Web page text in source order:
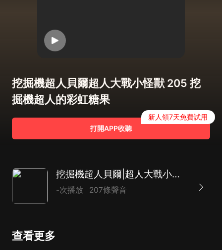
挖掘機超人貝爾超人大戰小怪獸 205 挖
掘機超人的彩虹糖果
打開APP收聽
新人領7天免費試用
挖掘機超人貝爾|超人大戰小怪獸
-次播放 207條聲音
查看更多